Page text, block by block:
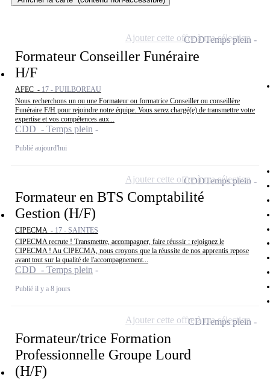
Formateur Conseiller Funéraire
H/F
AFEC - 17 - PUILBOREAU
Nous recherchons un ou une Formateur ou formatrice Conseiller ou conseillère
Funéraire F/H pour rejoindre notre équipe. Vous serez chargé(e) de transmettre votre
expertise et vos compétences aux...
CDD - Temps plein
Publié aujourd'hui
CDDTemps plein
Ajouter cette offre à ma sélection
Formateur en BTS Comptabilité
Gestion (H/F)
CIPECMA - 17 - SAINTES
CIPECMA recrute ! Transmettre, accompagner, faire réussir : rejoignez le
CIPECMA ! Au CIPECMA, nous croyons que la réussite de nos apprentis repose
avant tout sur la qualité de l'accompagnement...
CDD - Temps plein
Publié il y a 8 jours
CDDTemps plein
Ajouter cette offre à ma sélection
Formateur/trice Formation
Professionnelle Groupe Lourd
(H/F)
CDITemps plein
Ajouter cette offre à ma sélection